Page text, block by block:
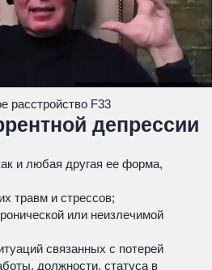
расстройство F33
депрессии
и любая другая ее форма,
травм и стрессов;
или неизлечимой
связанных с потерей
должности, статуса в